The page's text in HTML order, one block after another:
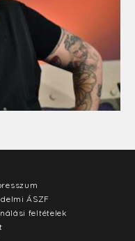
ÁSZF
feltételek